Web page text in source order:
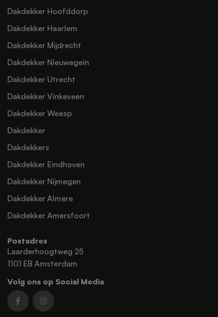
Postadres
Laarderhoogtweg 25
1101 EB Amsterdam
Volg ons op Social Media
Dakdekker Hoofddorp
Dakdekker Haarlem
Dakdekker Mijdrecht
Dakdekker Nieuwegein
Dakdekker Utrecht
Dakdekker Vinkeveen
Dakdekker Weesp
Dakdekker
Dakdekkers
Dakdekker Eindhoven
Dakdekker Nijmegen
Dakdekker Almere
Dakdekker Amersfoort